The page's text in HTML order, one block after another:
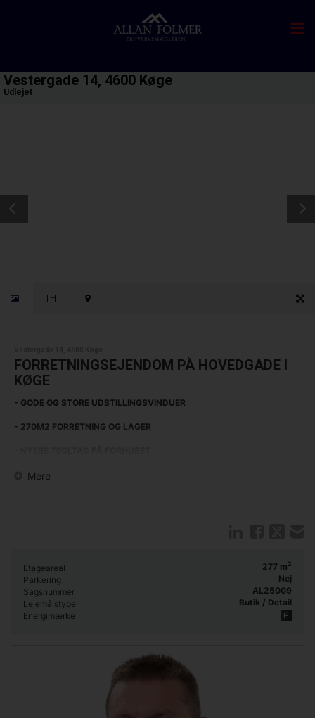
Vestergade 14, 4600 Køge
Udlejet
FORRETNINGSEJENDOM PÅ HOVEDGADE I
KØGE
- GODE OG STORE UDSTILLINGSVINDUER
- 270M2 FORRETNING OG LAGER
Vestergade 14 udbydes nu til leje, da tidligere lejer Kop & Kande er
udviklingsmuligheder, herunder et stort butikslokale, som en lejer kan
Mere
Etageareal 277 m2
Parkering
Nej
Sagsnummer
AL25009
Lejemålstype
Butik / Detail
Energimærke